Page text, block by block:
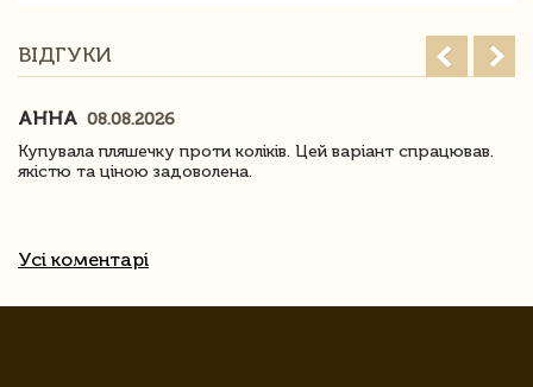
ВІДГУКИ
АННА 08.08.2026
Купувала пляшечку проти коліків. Цей варіант спрацював.
якістю та ціною задоволена.
Усі коментарі